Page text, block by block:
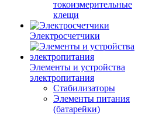
токоизмерительные
клещи
Электросчетчики
Элементы и устройства
электропитания
Стабилизаторы
Элементы питания
(батарейки)